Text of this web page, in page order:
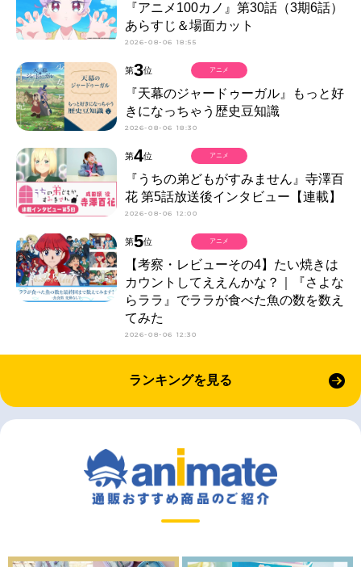
『アニメ100カノ』第30話（3期6話）
あらすじ＆場面カット
2026-08-06 18:55
第3位
『天幕のジャードゥーガル』もっと好
きになっちゃう歴史豆知識
2026-08-06 18:30
アニメ
第4位
『うちの弟どもがすみません』寺澤百
花 第5話放送後インタビュー【連載】
2026-08-06 12:00
アニメ
第5位
【考察・レビューその4】たい焼きは
カウントしてええんかな？｜『さよな
らララ』でララが食べた魚の数を数え
てみた
2026-08-06 12:30
アニメ
ランキングを見る